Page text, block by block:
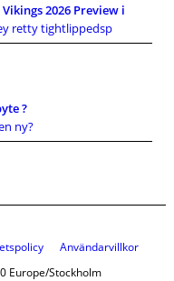
2026 Preview i
retty tightlippedsp
?
ny?
Användarvillkor
Europe/Stockholm